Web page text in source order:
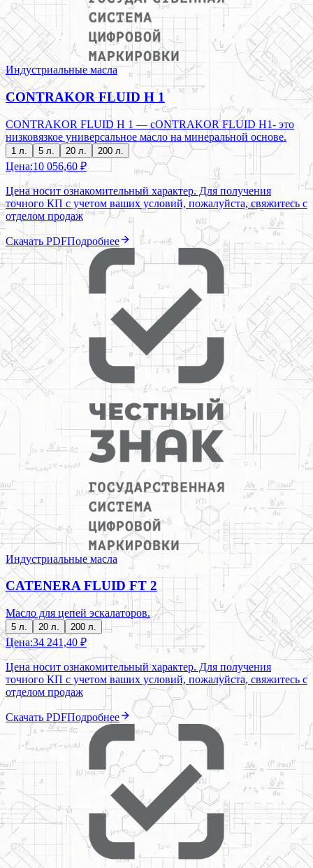
Индустриальные масла
CONTRAKOR FLUID H 1
CONTRAKOR FLUID H 1 — cONTRAKOR FLUID H1- это
низковязкое универсальное масло на минеральной основе.
1 л. 5 л. 20 л. 200 л.
Цена:10 056,60 ₽
Цена носит ознакомительный характер. Для получения
точного КП с учетом ваших условий, пожалуйста, свяжитесь с
отделом продаж
Скачать PDFПодробнее
Индустриальные масла
CATENERA FLUID FT 2
Масло для цепей эскалаторов.
5 л. 20 л. 200 л.
Цена:34 241,40 ₽
Цена носит ознакомительный характер. Для получения
точного КП с учетом ваших условий, пожалуйста, свяжитесь с
отделом продаж
Скачать PDFПодробнее